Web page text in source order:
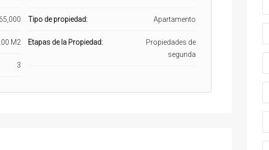
M2
3
Tipo de propiedad: Apartamento
Etapas de la Propiedad:
Propiedades de
segunda